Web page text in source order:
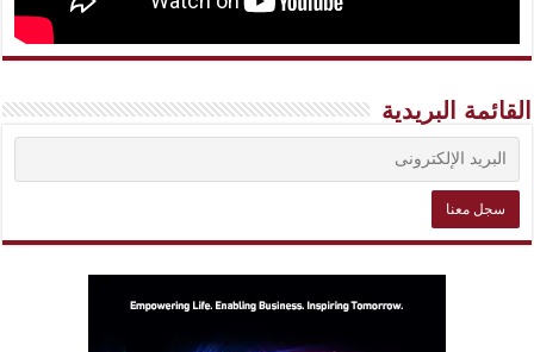
القائمة البريدية